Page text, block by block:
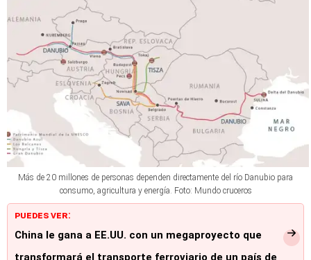
Más de 20 millones de personas dependen directamente del río Danubio para
consumo, agricultura y energía. Foto: Mundo cruceros
PUEDES VER:
China le gana a EE.UU. con un megaproyecto que
transformará el transporte ferroviario de un país de